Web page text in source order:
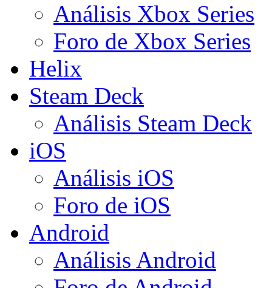
Análisis Xbox Series
Foro de Xbox Series
Helix
Steam Deck
Análisis Steam Deck
iOS
Análisis iOS
Foro de iOS
Android
Análisis Android